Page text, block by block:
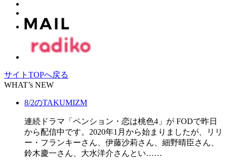
サイトTOPへ戻る
WHAT’s NEW
8/2のTAKUMIZM
連続ドラマ「ペンション・恋は桃色4」が FODで昨日
から配信中です。2020年1月から始まりましたが、リリ
ー・フランキーさん、伊藤沙莉さん、細野晴臣さん、
鈴木慶一さん、大水洋介さんとい……